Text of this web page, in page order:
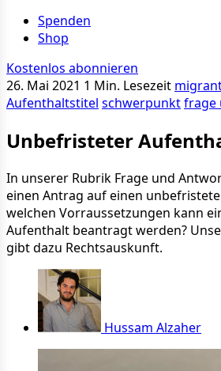
Spenden
Shop
Kostenlos abonnieren
26. Mai 2021 1 Min. Lesezeit
Aufenthaltstitel schwerpunktfrage
Unbefristeter
In unserer Rubrik Frage und
einen Antrag auf einen
welchen Vorraussetzungen kann
Aufenthalt beantragt werden?
gibt dazu Rechtsauskunft.
Hussam Alzaher